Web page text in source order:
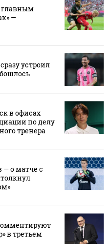
главным
—
устроил
в офисах
по делу
тренера
— о матче с
в третьем